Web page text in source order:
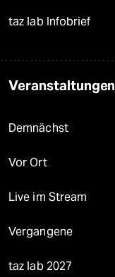
taz lab Infobrief
Veranstaltungen
Demnächst
Vor Ort
Live im Stream
Vergangene
taz lab 2027